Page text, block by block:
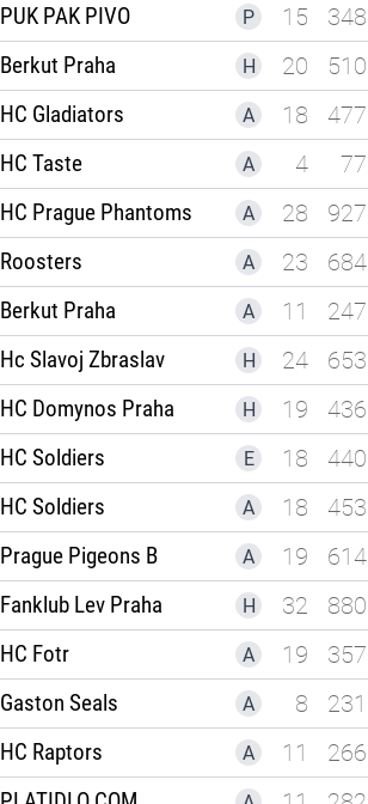
PUK PAK PIVO P 15 348
Berkut Praha H 20 510
HC Gladiators A 18 477
HC Taste A 4 77
HC Prague Phantoms A 28 927
Roosters A 23 684
Berkut Praha A 11 247
Hc Slavoj Zbraslav H 24 653
HC Domynos Praha H 19 436
HC Soldiers E 18 440
HC Soldiers A 18 453
Prague Pigeons B A 19 614
Fanklub Lev Praha H 32 880
HC Fotr A 19 357
Gaston Seals A 8 231
HC Raptors A 11 266